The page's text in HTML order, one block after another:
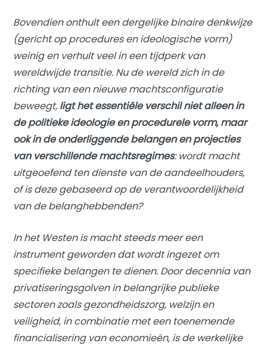
Bovendien onthult een dergelijke binaire denkwijze
(gericht op procedures en ideologische vorm)
weinig en verhult veel in een tijdperk van
wereldwijde transitie. Nu de wereld zich in de
richting van een nieuwe machtsconfiguratie
beweegt, ligt het essentiële verschil niet alleen in
de politieke ideologie en procedurele vorm, maar
ook in de onderliggende belangen en projecties
van verschillende machtsregimes: wordt macht
uitgeoefend ten dienste van de aandeelhouders,
of is deze gebaseerd op de verantwoordelijkheid
van de belanghebbenden?
In het Westen is macht steeds meer een
instrument geworden dat wordt ingezet om
specifieke belangen te dienen. Door decennia van
privatiseringsgolven in belangrijke publieke
sectoren zoals gezondheidszorg, welzijn en
veiligheid, in combinatie met een toenemende
financialisering van economieën, is de werkelijke